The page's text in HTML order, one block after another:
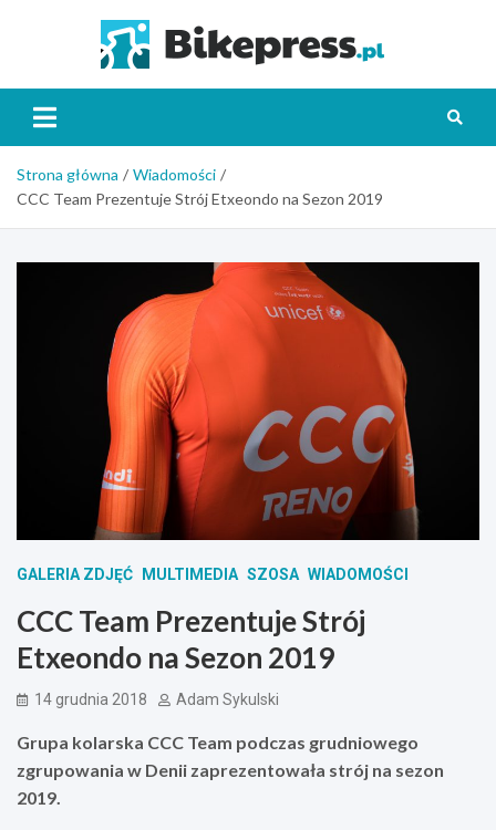
Strona główna
Wiadomości
CCC Team Prezentuje Strój Etxeondo na Sezon 2019
GALERIA ZDJĘĆ MULTIMEDIA SZOSA WIADOMOŚCI
CCC Team Prezentuje Strój
Etxeondo na Sezon 2019
14 grudnia 2018 Adam Sykulski
Grupa kolarska CCC Team podczas grudniowego
zgrupowania w Denii zaprezentowała strój na sezon
2019.